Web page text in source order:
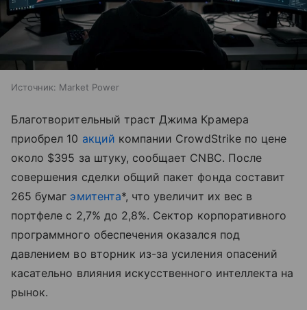
Источник: Market Power
Благотворительный траст Джима Крамера
приобрел 10 акций компании CrowdStrike по цене
около $395 за штуку, сообщает CNBC. После
совершения сделки общий пакет фонда составит
265 бумаг эмитента*, что увеличит их вес в
портфеле с 2,7% до 2,8%. Сектор корпоративного
программного обеспечения оказался под
давлением во вторник из-за усиления опасений
касательно влияния искусственного интеллекта на
рынок.